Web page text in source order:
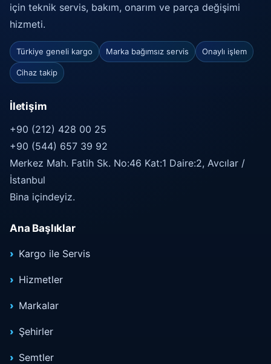
için teknik servis, bakım, onarım ve parça değişimi
hizmeti.
Türkiye geneli kargo Marka bağımsız servis Onaylı işlem
Cihaz takip
İletişim
+90 (212) 428 00 25
+90 (544) 657 39 92
Merkez Mah. Fatih Sk. No:46 Kat:1 Daire:2, Avcılar /
İstanbul
Bina içindeyiz.
Ana Başlıklar
Kargo ile Servis
Hizmetler
Markalar
Şehirler
Semtler